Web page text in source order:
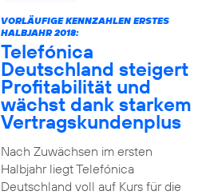
VORLÄUFIGE KENNZAHLEN ERSTES
HALBJAHR 2018:
Telefónica
Deutschland steigert
Profitabilität und
wächst dank starkem
Vertragskundenplus
Nach Zuwächsen im ersten
Halbjahr liegt Telefónica
Deutschland voll auf Kurs für die